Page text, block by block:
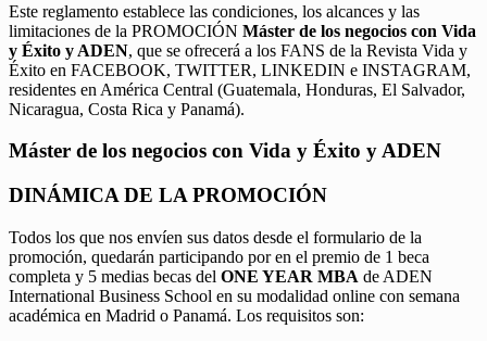
Este reglamento establece las condiciones, los alcances y las
limitaciones de la PROMOCIÓN Máster de los negocios con Vida
y Éxito y ADEN, que se ofrecerá a los FANS de la Revista Vida y
Éxito en FACEBOOK, TWITTER, LINKEDIN e INSTAGRAM,
residentes en América Central (Guatemala, Honduras, El Salvador,
Nicaragua, Costa Rica y Panamá).
Máster de los negocios con Vida y Éxito y ADEN
DINÁMICA DE LA PROMOCIÓN
Todos los que nos envíen sus datos desde el formulario de la
promoción, quedarán participando por en el premio de 1 beca
completa y 5 medias becas del ONE YEAR MBA de ADEN
International Business School en su modalidad online con semana
académica en Madrid o Panamá. Los requisitos son: